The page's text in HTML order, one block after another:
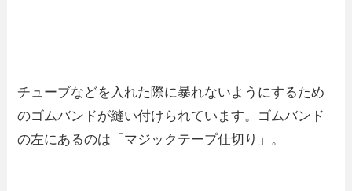
チューブなどを入れた際に暴れないようにするため
のゴムバンドが縫い付けられています。ゴムバンド
の左にあるのは「マジックテープ仕切り」。